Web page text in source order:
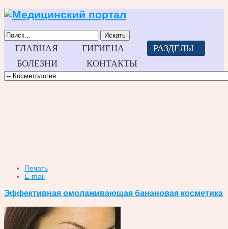
Искать
ГЛАВНАЯ ГИГИЕНА
РАЗДЕЛЫ
БОЛЕЗНИ
КОНТАКТЫ
Печать
E-mail
Эффективная омолаживающая банановая косметика